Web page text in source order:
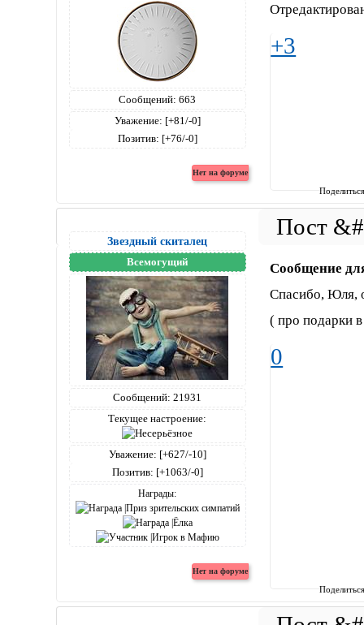
Сообщений: 663
Уважение: [+81/-0]
Позитив: [+76/-0]
+3
Звездный скиталец
Всемогущий
Сообщений: 21931
Текущее настроение:
Уважение: [+627/-10]
Позитив: [+1063/-0]
Награды:
Сообщение
Спасибо, Юля,
( про подарки
0